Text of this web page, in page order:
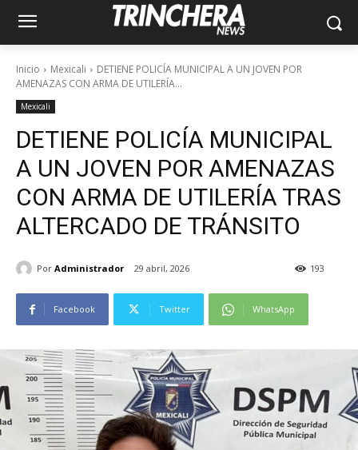
Inicio Mexicali
DETIENE POLICÍA MUNICIPAL A UN JOVEN POR
AMENAZAS CON ARMA DE UTILERÍA...
Mexicali
DETIENE POLICÍA MUNICIPAL
A UN JOVEN POR AMENAZAS
CON ARMA DE UTILERÍA TRAS
ALTERCADO DE TRÁNSITO
Por Administrador 29 abril, 2026 193
Facebook Twitter WhatsApp